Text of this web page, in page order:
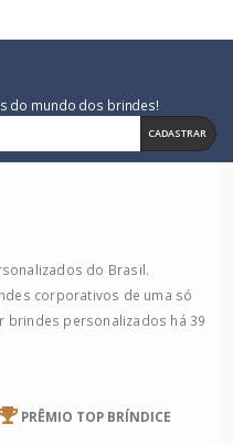
do mundo dos brindes!
CADASTRAR
do Brasil.
corporativos de uma só
brindes personalizados há 39
PRÊMIO TOP BRÍNDICE